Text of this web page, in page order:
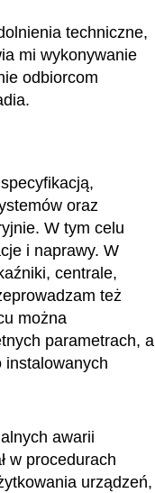
techniczne,
mi wykonywanie
odbiorcom
oraz
W tym celu
i naprawy. W
centrale,
też
można
parametrach, a
instalowanych
awarii
w procedurach
urządzeń,